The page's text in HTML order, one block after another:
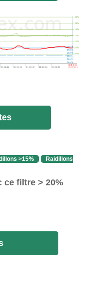
>15%
Raidillons
ce filtre > 20%